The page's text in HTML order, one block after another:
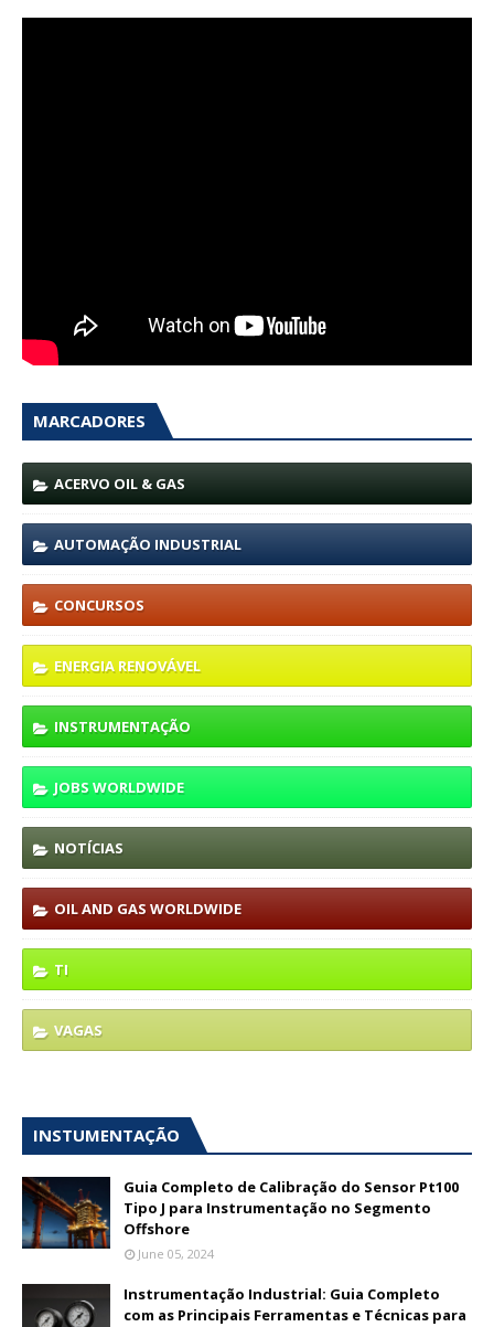
MARCADORES
ACERVO OIL & GAS
AUTOMAÇÃO INDUSTRIAL
CONCURSOS
ENERGIA RENOVÁVEL
INSTRUMENTAÇÃO
JOBS WORLDWIDE
NOTÍCIAS
OIL AND GAS WORLDWIDE
TI
VAGAS
INSTUMENTAÇÃO
Guia Completo de Calibração do Sensor Pt100
Tipo J para Instrumentação no Segmento
Offshore
June 05, 2024
Instrumentação Industrial: Guia Completo
com as Principais Ferramentas e Técnicas para